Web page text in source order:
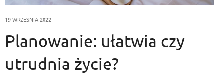
19 WRZEŚNIA 2022
Planowanie: ułatwia czy
utrudnia życie?